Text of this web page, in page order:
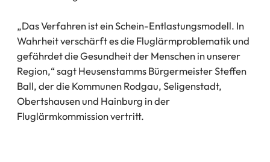
„Das Verfahren ist ein Schein-Entlastungsmodell. In
Wahrheit verschärft es die Fluglärmproblematik und
gefährdet die Gesundheit der Menschen in unserer
Region,“ sagt Heusenstamms Bürgermeister Steffen
Ball, der die Kommunen Rodgau, Seligenstadt,
Obertshausen und Hainburg in der
Fluglärmkommission vertritt.